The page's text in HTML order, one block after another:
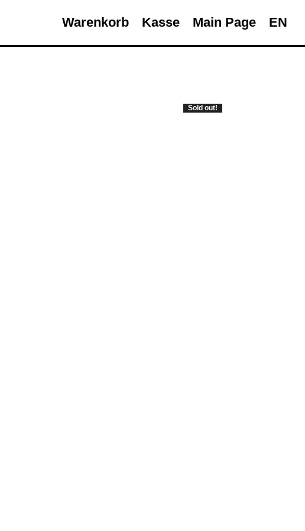
Warenkorb Kasse Main Page EN
Sold out!